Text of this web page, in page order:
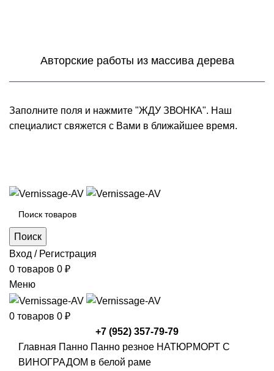
Авторские работы из массива дерева
Заполните поля и нажмите "ЖДУ ЗВОНКА". Наш
специалист свяжется с Вами в ближайшее время.
Поиск
Вход / Регистрация
0 товаров 0 ₽
Меню
0 товаров 0 ₽
+7 (952) 357-79-79
Главная Панно Панно резное НАТЮРМОРТ С
ВИНОГРАДОМ в белой раме